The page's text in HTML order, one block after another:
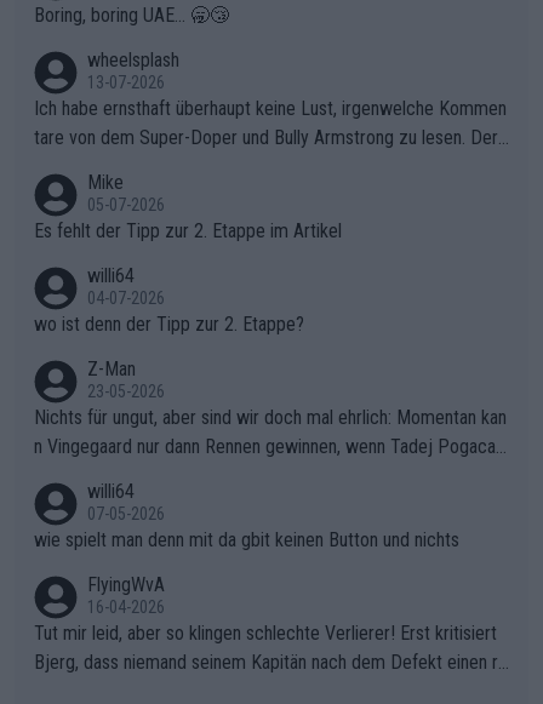
Boring, boring UAE... 🥱😴
wheelsplash
13-07-2026
Ich habe ernsthaft überhaupt keine Lust, irgenwelche Kommen
tare von dem Super-Doper und Bully Armstrong zu lesen. Der
r die gehört nicht in dieses Medium!
Mike
05-07-2026
Es fehlt der Tipp zur 2. Etappe im Artikel
willi64
04-07-2026
wo ist denn der Tipp zur 2. Etappe?
Z-Man
23-05-2026
Nichts für ungut, aber sind wir doch mal ehrlich: Momentan kan
n Vingegaard nur dann Rennen gewinnen, wenn Tadej Pogacar
willi64
07-05-2026
wie spielt man denn mit da gbit keinen Button und nichts
FlyingWvA
16-04-2026
Tut mir leid, aber so klingen schlechte Verlierer! Erst kritisiert
Bjerg, dass niemand seinem Kapitän nach dem Defekt einen ro